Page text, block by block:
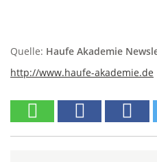
Quelle: Haufe Akademie
http://www.haufe-akademie.de